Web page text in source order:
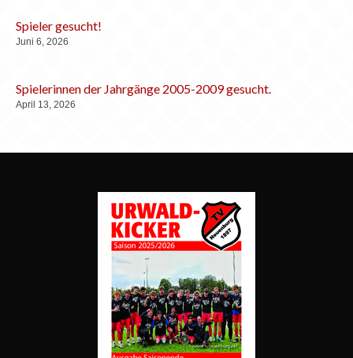
Spieler gesucht!
Juni 6, 2026
Spielerinnen der Jahrgänge 2005-2009 gesucht.
April 13, 2026